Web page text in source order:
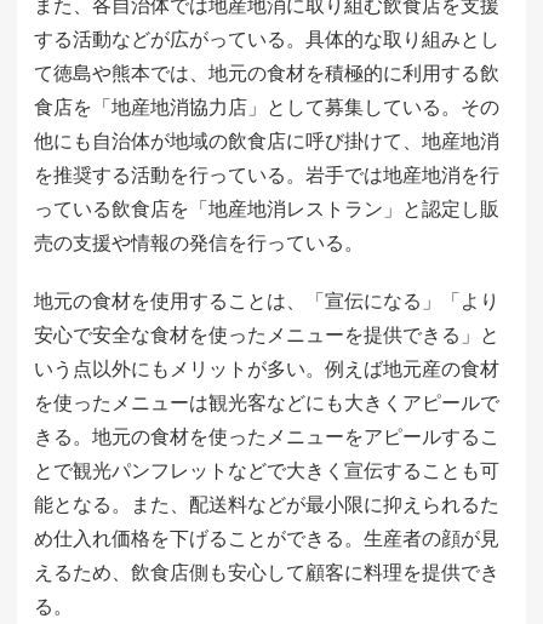
また、各自治体では地産地消に取り組む飲食店を支援
する活動などが広がっている。具体的な取り組みとし
て徳島や熊本では、地元の食材を積極的に利用する飲
食店を「地産地消協力店」として募集している。その
他にも自治体が地域の飲食店に呼び掛けて、地産地消
を推奨する活動を行っている。岩手では地産地消を行
っている飲食店を「地産地消レストラン」と認定し販
売の支援や情報の発信を行っている。
地元の食材を使用することは、「宣伝になる」「より
安心で安全な食材を使ったメニューを提供できる」と
いう点以外にもメリットが多い。例えば地元産の食材
を使ったメニューは観光客などにも大きくアピールで
きる。地元の食材を使ったメニューをアピールするこ
とで観光パンフレットなどで大きく宣伝することも可
能となる。また、配送料などが最小限に抑えられるた
め仕入れ価格を下げることができる。生産者の顔が見
えるため、飲食店側も安心して顧客に料理を提供でき
る。